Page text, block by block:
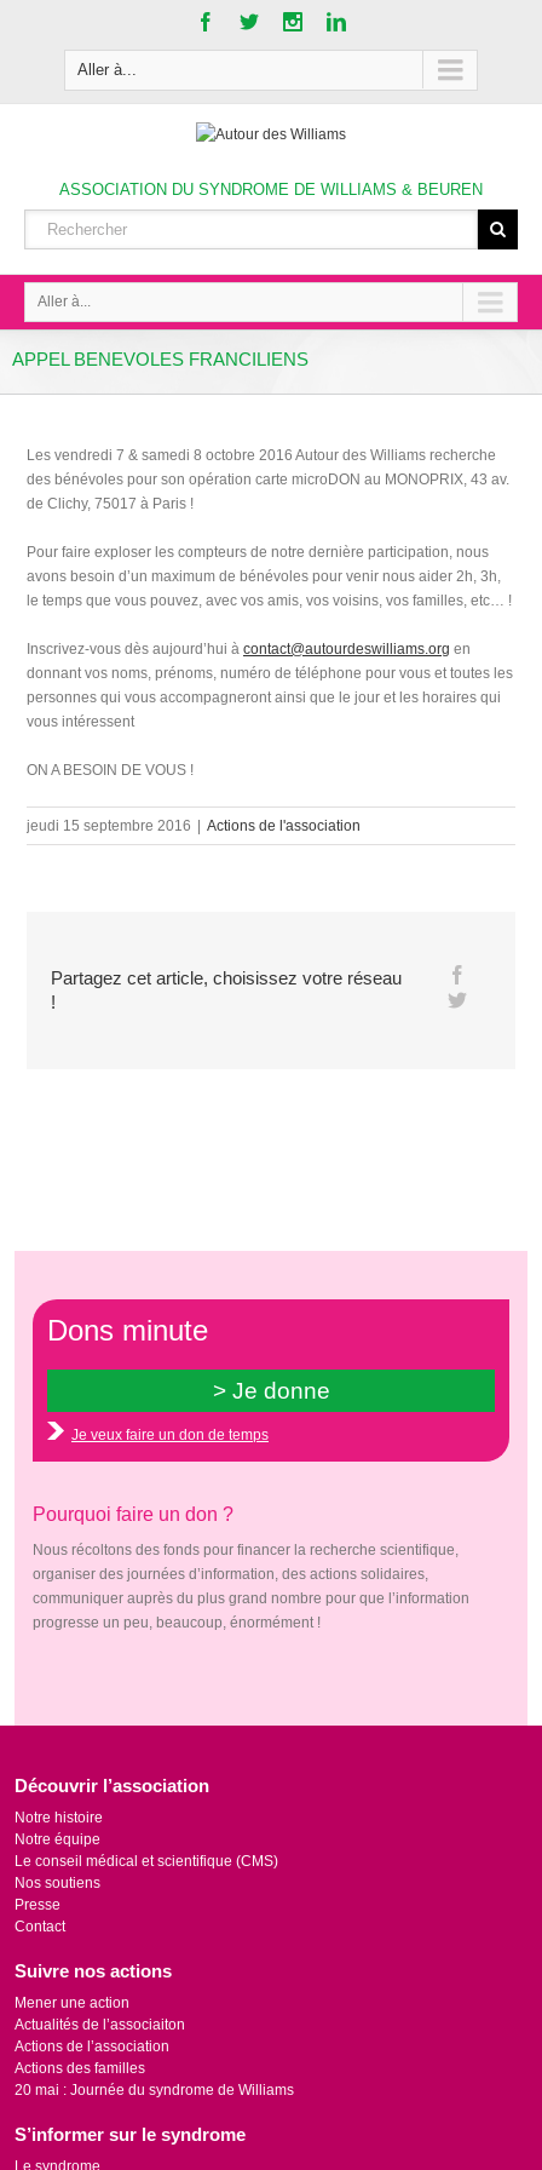
Aller à...
ASSOCIATION DU SYNDROME DE WILLIAMS & BEUREN
Aller à...
APPEL BENEVOLES FRANCILIENS
Les vendredi 7 & samedi 8 octobre 2016 Autour des Williams recherche
des bénévoles pour son opération carte microDON au MONOPRIX, 43 av.
de Clichy, 75017 à Paris !
Pour faire exploser les compteurs de notre dernière participation, nous
avons besoin d’un maximum de bénévoles pour venir nous aider 2h, 3h,
le temps que vous pouvez, avec vos amis, vos voisins, vos familles, etc… !
Inscrivez-vous dès aujourd’hui à contact@autourdeswilliams.org en
donnant vos noms, prénoms, numéro de téléphone pour vous et toutes les
personnes qui vous accompagneront ainsi que le jour et les horaires qui
vous intéressent
ON A BESOIN DE VOUS !
jeudi 15 septembre 2016 Actions de l'association
Partagez cet article, choisissez votre réseau
!
Dons minute
Je veux faire un don de temps
Pourquoi faire un don ?
Nous récoltons des fonds pour financer la recherche scientifique,
organiser des journées d’information, des actions solidaires,
communiquer auprès du plus grand nombre pour que l’information
progresse un peu, beaucoup, énormément !
Découvrir l’association
Notre histoire
Notre équipe
Le conseil médical et scientifique (CMS)
Nos soutiens
Presse
Contact
Suivre nos actions
Mener une action
Actualités de l’associaiton
Actions de l’association
Actions des familles
20 mai : Journée du syndrome de Williams
S’informer sur le syndrome
Le syndrome